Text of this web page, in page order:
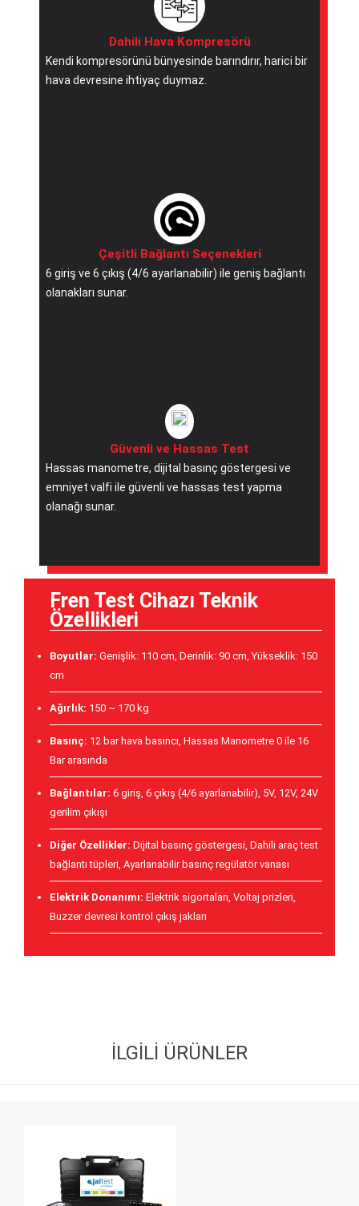
Dahili Hava Kompresörü
Kendi kompresörünü bünyesinde barındırır, harici bir
hava devresine ihtiyaç duymaz.
Çeşitli Bağlantı Seçenekleri
6 giriş ve 6 çıkış (4/6 ayarlanabilir) ile geniş bağlantı
olanakları sunar.
Güvenli ve Hassas Test
Hassas manometre, dijital basınç göstergesi ve
emniyet valfi ile güvenli ve hassas test yapma
olanağı sunar.
Fren Test Cihazı Teknik
Özellikleri
Boyutlar: Genişlik: 110 cm, Derinlik: 90 cm, Yükseklik: 150
cm
Ağırlık: 150 ~ 170 kg
Basınç: 12 bar hava basıncı, Hassas Manometre 0 ile 16
Bar arasında
Bağlantılar: 6 giriş, 6 çıkış (4/6 ayarlanabilir), 5V, 12V, 24V
gerilim çıkışı
Diğer Özellikler: Dijital basınç göstergesi, Dahili araç test
bağlantı tüpleri, Ayarlanabilir basınç regülatör vanası
Elektrik Donanımı: Elektrik sigortaları, Voltaj prizleri,
Buzzer devresi kontrol çıkış jakları
İLGILI ÜRÜNLER